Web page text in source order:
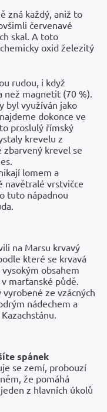
zná každý, aniž to
červenavé
skal. A toto
oxid železitý
rudou, i když
než magnetit (70 %).
byl využíván jako
dokonce ve
proslulý římský
krevelu z
zbarvený krevel se
lomem a
navětralé vrstvičce
tuto nápadnou
na Marsu krvavý
které se krvavá
obsahem
marťanské půdě.
ze vzácných
nádechem a
spánek
se zemí, probouzí
že pomáhá
z hlavních úkolů